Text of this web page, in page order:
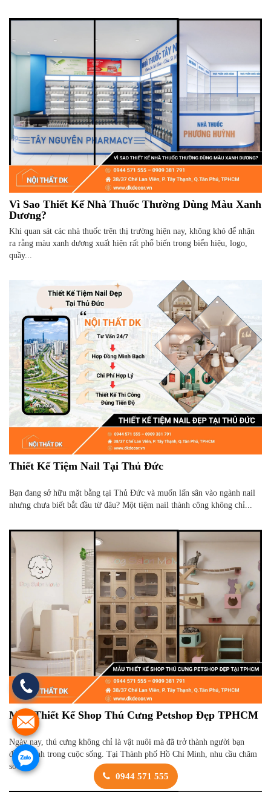
Vì Sao Thiết Kế Nhà Thuốc Thường Dùng Màu Xanh
Dương?
Khi quan sát các nhà thuốc trên thị trường hiện nay, không khó để nhận
ra rằng màu xanh dương xuất hiện rất phổ biến trong biển hiệu, logo,
quầy...
Thiết Kế Tiệm Nail Tại Thủ Đức
Bạn đang sở hữu mặt bằng tại Thủ Đức và muốn lấn sân vào ngành nail
nhưng chưa biết bắt đầu từ đâu? Một tiệm nail thành công không chỉ...
Mẫu Thiết Kế Shop Thú Cưng Petshop Đẹp TPHCM
Ngày nay, thú cưng không chỉ là vật nuôi mà đã trở thành người bạn
đồng hành trong cuộc sống. Tại Thành phố Hồ Chí Minh, nhu cầu chăm
sóc,...
0944 571 555